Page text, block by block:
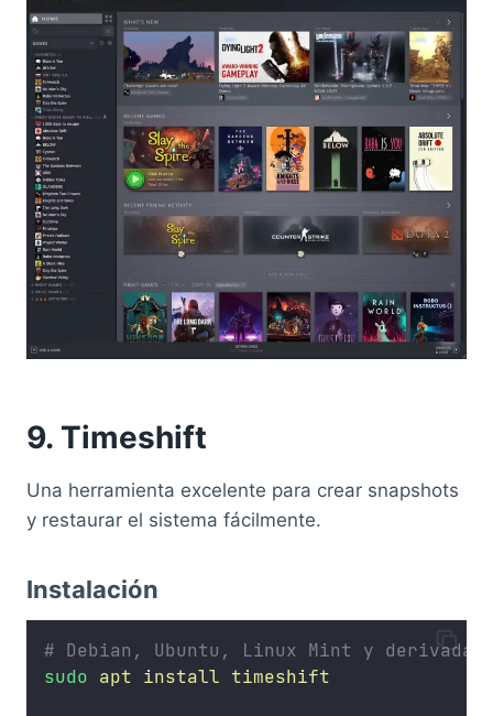
9. Timeshift
Una herramienta excelente para crear snapshots
y restaurar el sistema fácilmente.
Instalación
# Debian, Ubuntu, Linux Mint y derivadas
sudo apt install timeshift